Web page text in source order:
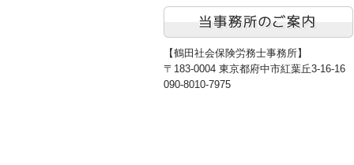
【鶴田社会保険労務士事務所】
〒183-0004 東京都府中市紅葉丘3-16-16
090-8010-7975